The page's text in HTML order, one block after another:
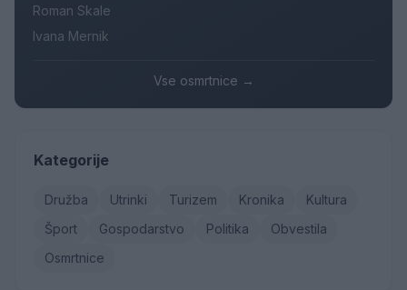
Roman Skale
Ivana Mernik
Vse osmrtnice →
Kategorije
Družba Utrinki Turizem Kronika
Kultura
Šport
Gospodarstvo Politika
Obvestila
Osmrtnice